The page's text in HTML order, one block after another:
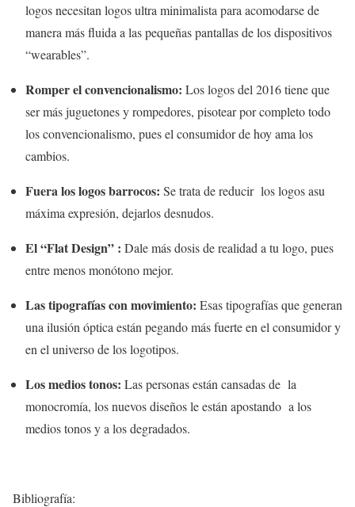
logos necesitan logos ultra minimalista para acomodarse de
manera más fluida a las pequeñas pantallas de los dispositivos
“wearables”.
Romper el convencionalismo: Los logos del 2016 tiene que
ser más juguetones y rompedores, pisotear por completo todo
los convencionalismo, pues el consumidor de hoy ama los
cambios.
Fuera los logos barrocos: Se trata de reducir los logos asu
máxima expresión, dejarlos desnudos.
El “Flat Design” : Dale más dosis de realidad a tu logo, pues
entre menos monótono mejor.
Las tipografías con movimiento: Esas tipografías que generan
una ilusión óptica están pegando más fuerte en el consumidor y
en el universo de los logotipos.
Los medios tonos: Las personas están cansadas de la
monocromía, los nuevos diseños le están apostando a los
medios tonos y a los degradados.
Bibliografía: